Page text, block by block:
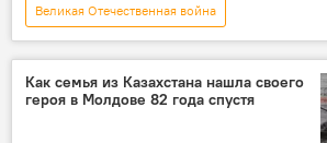
Великая Отечественная война
Молдова в Великой Отечественной войне
историческая память
Молдова
Как семья из Казахстана нашла своего
героя в Молдове 82 года спустя